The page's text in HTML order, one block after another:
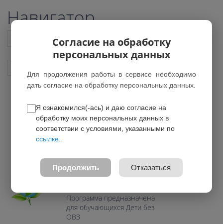
Навигатор
Список всех программ
Экознайка
*Нет действующих групп
Возраст: 7-11 лет
Направление:
Программа предназначена
для обучающихся Дети без
ОВЗ
Согласие на обработку
персональных данных
Для продолжения работы в сервисе необходимо
дать согласие на обработку персональных данных.
Я ознакомился(-ась) и даю согласие на
обработку моих персональных данных в
соответствии с условиями, указанными по
ссылке
Продолжить Отказаться